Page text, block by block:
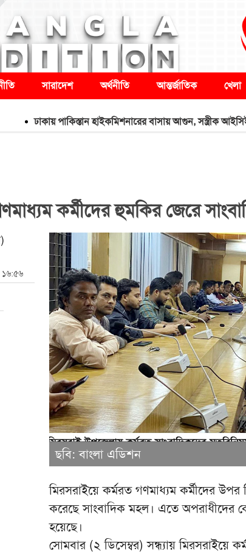
সারাদেশ অর্থনীতি আন্তর্জাতিক খেলা
ঢাকায় পাকিস্তান হাইকমিশনারের বাসায় আগুন, সস্ত্রীক আইসিইউতে
কর্মীদের হুমকির জেরে
১৬:৫৬
ছবি: বাংলা এডিশন
মিরসরাইয়ে কর্মরত গণমাধ্যম কর্মীদের
করেছে সাংবাদিক মহল। এতে অপরাধীদের
হয়েছে।
সোমবার (২ ডিসেম্বর) সন্ধ্যায় মিরসরাইয়ে